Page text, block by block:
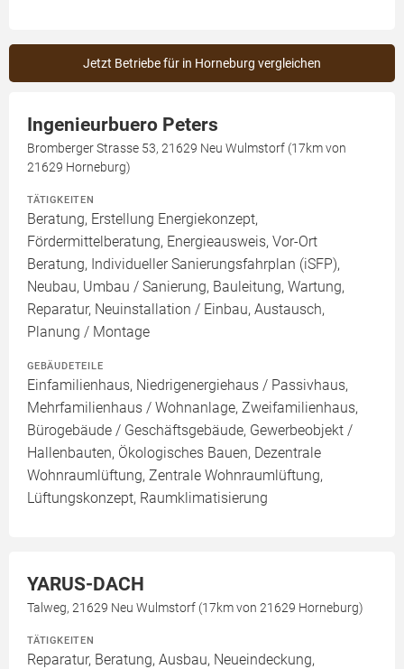
Jetzt Betriebe für in Horneburg vergleichen
Ingenieurbuero Peters
Bromberger Strasse 53, 21629 Neu Wulmstorf (17km von
21629 Horneburg)
TÄTIGKEITEN
Beratung, Erstellung Energiekonzept,
Fördermittelberatung, Energieausweis, Vor-Ort
Beratung, Individueller Sanierungsfahrplan (iSFP),
Neubau, Umbau / Sanierung, Bauleitung, Wartung,
Reparatur, Neuinstallation / Einbau, Austausch,
Planung / Montage
GEBÄUDETEILE
Einfamilienhaus, Niedrigenergiehaus / Passivhaus,
Mehrfamilienhaus / Wohnanlage, Zweifamilienhaus,
Bürogebäude / Geschäftsgebäude, Gewerbeobjekt /
Hallenbauten, Ökologisches Bauen, Dezentrale
Wohnraumlüftung, Zentrale Wohnraumlüftung,
Lüftungskonzept, Raumklimatisierung
YARUS-DACH
Talweg, 21629 Neu Wulmstorf (17km von 21629 Horneburg)
TÄTIGKEITEN
Reparatur, Beratung, Ausbau, Neueindeckung,